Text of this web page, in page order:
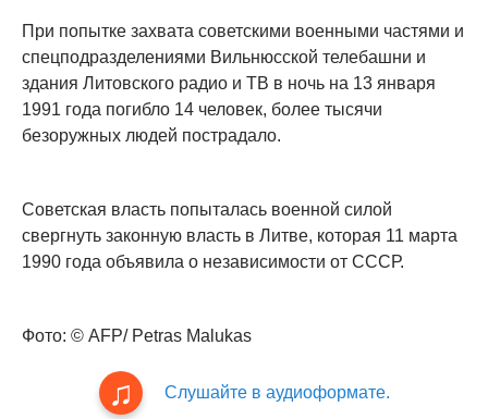
При попытке захвата советскими военными частями и
спецподразделениями Вильнюсской телебашни и
здания Литовского радио и ТВ в ночь на 13 января
1991 года погибло 14 человек, более тысячи
безоружных людей пострадало.
Советская власть попыталась военной силой
свергнуть законную власть в Литве, которая 11 марта
1990 года объявила о независимости от СССР.
Фото: © AFP/ Petras Malukas
Слушайте в аудиоформате.